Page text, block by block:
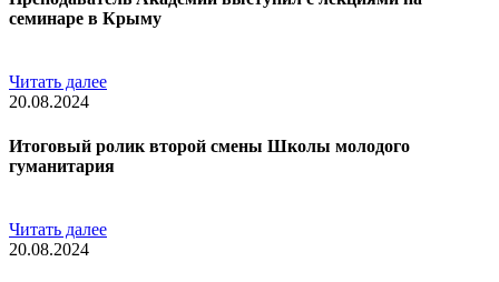
семинаре в Крыму
Читать далее
20.08.2024
Итоговый ролик второй смены Школы молодого
гуманитария
Читать далее
20.08.2024